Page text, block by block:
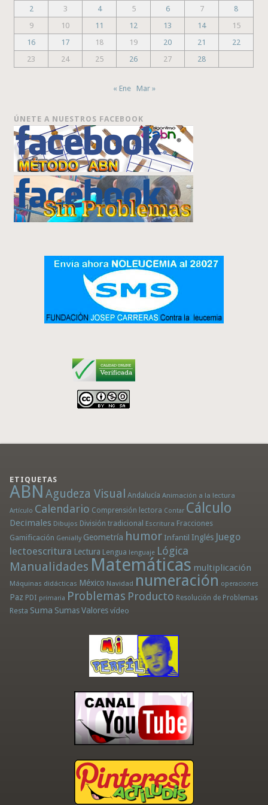
2
3 4 5 6 7
8
9
10 11 12 13 14
15
16
17 18 19 20 21
22
23
24 25 26 27 28
« Ene Mar »
ÚNETE A NUESTROS FACEBOOK
ETIQUETAS
ABN Agudeza Visual Andalucía Animación a la lectura
Artículo Calendario Comprensión lectora Contar Cálculo
Decimales Dibujos División tradicional Escritura Fracciones
Gamificación Genially Geometría humor Infantil Inglés Juego
lectoescritura Lectura Lengua lenguaje Lógica
Manualidades Matemáticas multiplicación
Máquinas didácticas México Navidad numeración operaciones
Paz PDI primaria Problemas Producto Resolución de Problemas
Resta Suma Sumas Valores vídeo